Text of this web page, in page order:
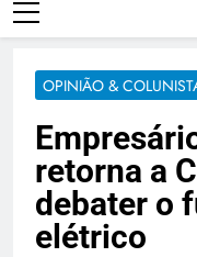
OPINIÃO &
retorna a
debater o
elétrico